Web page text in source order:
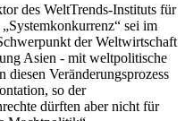
des WeltTrends-Instituts für
sei im
der Weltwirtschaft
Asien - mit weltpolitische
Veränderungsprozess
so der
dürften aber nicht für